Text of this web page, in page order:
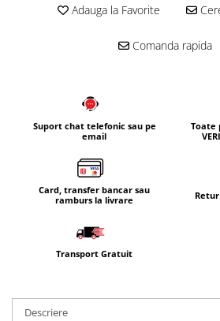
Oglinzi cu iluminare
Dulapuri de baie
Accesorii pentru mobila
Baterii lavoar
Seturi baterii
Cazi baie
Adauga la Favorite
Comanda rapida
Suport chat telefonic sau pe
email
Toate
Card, transfer bancar sau
ramburs la livrare
Transport Gratuit
Descriere